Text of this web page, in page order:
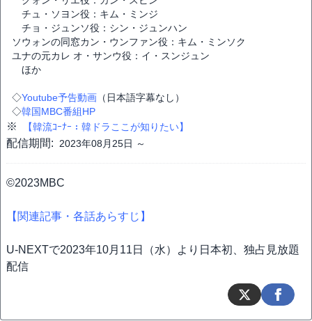
チュ・ソヨン役：キム・ミンジ
チョ・ジュンソ役：シン・ジュンハン
ソウォンの同窓カン・ウンファン役：キム・ミンソク
ユナの元カレ オ・サンウ役：イ・スンジュン
ほか
◇Youtube予告動画 （日本語字幕なし）
◇韓国MBC番組HP
※ 【韓流ｺｰﾅｰ：韓ドラここが知りたい】
配信期間: 2023年08月25日 ～
©2023MBC
【関連記事・各話あらすじ】
U-NEXTで2023年10月11日（水）より日本初、独占見放題
配信